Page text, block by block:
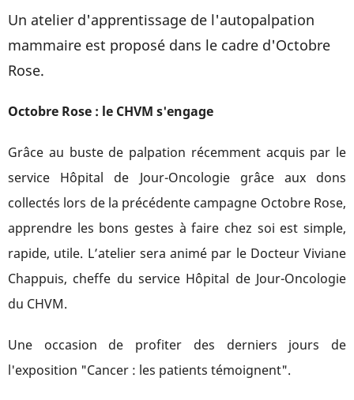
Un atelier d'apprentissage de l'autopalpation
mammaire est proposé dans le cadre d'Octobre
Rose.
Octobre Rose : le CHVM s'engage
Grâce au buste de palpation récemment acquis par le
service Hôpital de Jour-Oncologie grâce aux dons
collectés lors de la précédente campagne Octobre Rose,
apprendre les bons gestes à faire chez soi est simple,
rapide, utile. L’atelier sera animé par le Docteur Viviane
Chappuis, cheffe du service Hôpital de Jour-Oncologie
du CHVM.
Une occasion de profiter des derniers jours de
l'exposition "Cancer : les patients témoignent".